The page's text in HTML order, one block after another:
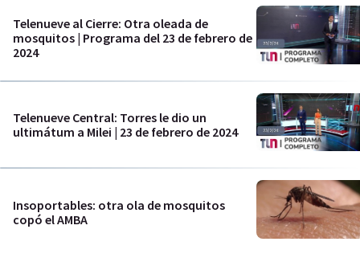
Telenueve al Cierre: Otra oleada de
mosquitos | Programa del 23 de febrero de
2024
Telenueve Central: Torres le dio un
ultimátum a Milei | 23 de febrero de 2024
Insoportables: otra ola de mosquitos
copó el AMBA